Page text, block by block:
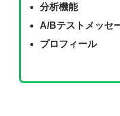
分析機能
A/Bテストメッセ
プロフィール